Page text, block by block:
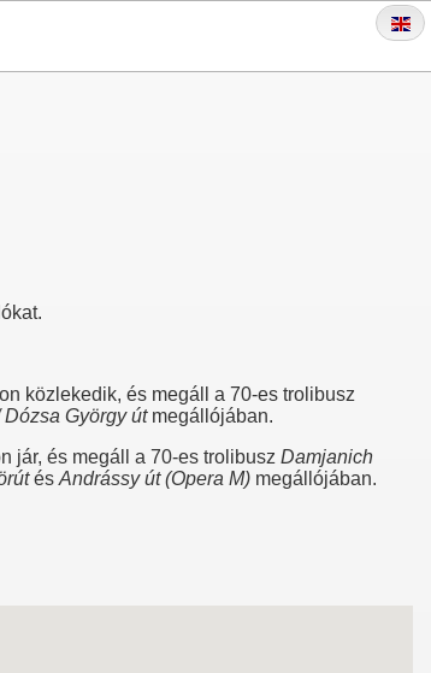
közlekedik, és megáll a 70-es trolibusz
György út megállójában.
jár, és megáll a 70-es trolibusz Damjanich
és Andrássy út (Opera M) megállójában.